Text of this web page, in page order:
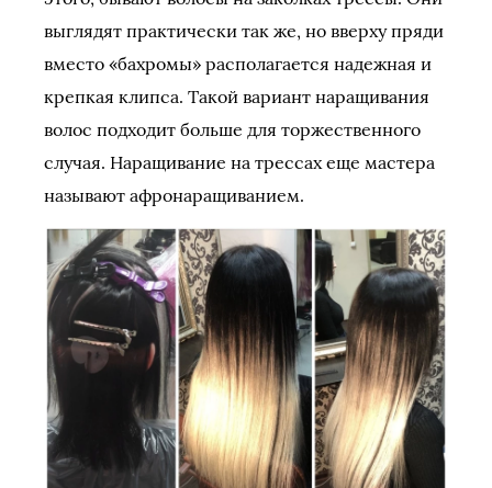
выглядят практически так же, но вверху пряди
вместо «бахромы» располагается надежная и
крепкая клипса. Такой вариант наращивания
волос подходит больше для торжественного
случая. Наращивание на трессах еще мастера
называют афронаращиванием.